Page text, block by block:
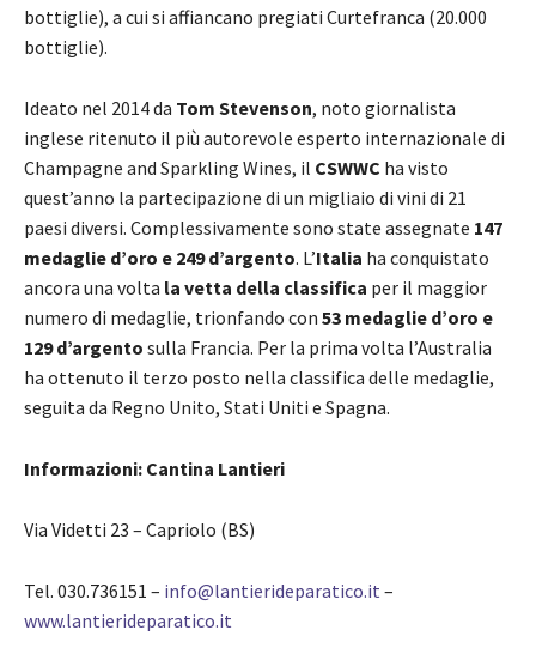
bottiglie), a cui si affiancano pregiati Curtefranca (20.000
bottiglie).
Ideato nel 2014 da Tom Stevenson, noto giornalista
inglese ritenuto il più autorevole esperto internazionale di
Champagne and Sparkling Wines, il CSWWC ha visto
quest’anno la partecipazione di un migliaio di vini di 21
paesi diversi. Complessivamente sono state assegnate 147
medaglie d’oro e 249 d’argento. L’Italia ha conquistato
ancora una volta la vetta della classifica per il maggior
numero di medaglie, trionfando con 53 medaglie d’oro e
129 d’argento sulla Francia. Per la prima volta l’Australia
ha ottenuto il terzo posto nella classifica delle medaglie,
seguita da Regno Unito, Stati Uniti e Spagna.
Informazioni: Cantina Lantieri
Via Videtti 23 – Capriolo (BS)
Tel. 030.736151 – info@lantierideparatico.it –
www.lantierideparatico.it